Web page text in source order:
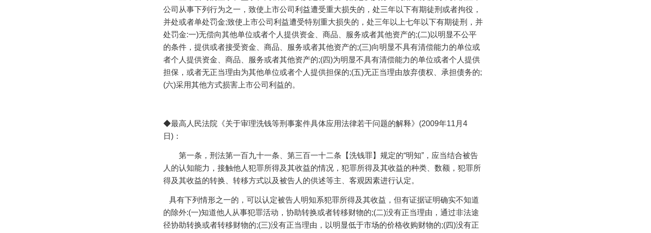
公司从事下列行为之一，致使上市公司利益遭受重大损失的，处三年以下有期徒刑或者拘役，
并处或者单处罚金;致使上市公司利益遭受特别重大损失的，处三年以上七年以下有期徒刑，并
处罚金:一)无偿向其他单位或者个人提供资金、商品、服务或者其他资产的;(二)以明显不公平
的条件，提供或者接受资金、商品、服务或者其他资产的;(三)向明显不具有清偿能力的单位或
者个人提供资金、商品、服务或者其他资产的;(四)为明显不具有清偿能力的单位或者个人提供
担保，或者无正当理由为其他单位或者个人提供担保的;(五)无正当理由放弃债权、承担债务的;
(六)采用其他方式损害上市公司利益的。
◆最高人民法院《关于审理洗钱等刑事案件具体应用法律若干问题的解释》 (2009年11 月 4
日 ) ：
第一条，刑法第一百九十一条、第三百一十二条【洗钱罪】规定的“明知”，应当结合被告
人的认知能力，接触他人犯罪所得及其收益的情况，犯罪所得及其收益的种类、数额，犯罪所
得及其收益的转换、转移方式以及被告人的供述等主、客观因素进行认定。
具有下列情形之一的，可以认定被告人明知系犯罪所得及其收益，但有证据证明确实不知道
的除外:(一)知道他人从事犯罪活动，协助转换或者转移财物的;(二)没有正当理由，通过非法途
径协助转换或者转移财物的;(三)没有正当理由，以明显低于市场的价格收购财物的;(四)没有正